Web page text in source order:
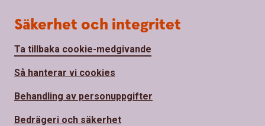
Säkerhet och integritet
Ta tillbaka cookie-medgivande
Så hanterar vi cookies
Behandling av personuppgifter
Bedrägeri och säkerhet